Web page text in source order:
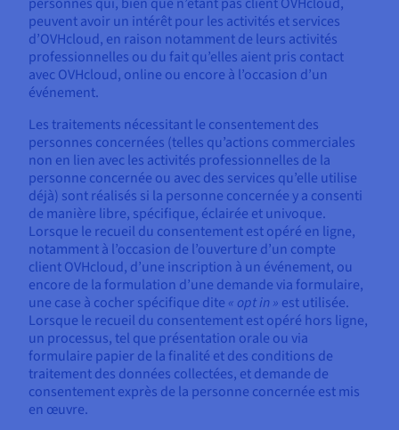
peuvent avoir un intérêt pour les activités et services
d’OVHcloud, en raison notamment de leurs activités
professionnelles ou du fait qu’elles aient pris contact
avec OVHcloud, online ou encore à l’occasion d’un
événement.
Les traitements nécessitant le consentement des
personnes concernées (telles qu’actions commerciales
non en lien avec les activités professionnelles de la
personne concernée ou avec des services qu’elle utilise
déjà) sont réalisés si la personne concernée y a consenti
de manière libre, spécifique, éclairée et univoque.
Lorsque le recueil du consentement est opéré en ligne,
notamment à l’occasion de l’ouverture d’un compte
client OVHcloud, d’une inscription à un événement, ou
encore de la formulation d’une demande via formulaire,
une case à cocher spécifique dite « opt in » est utilisée.
Lorsque le recueil du consentement est opéré hors ligne,
un processus, tel que présentation orale ou via
formulaire papier de la finalité et des conditions de
traitement des données collectées, et demande de
consentement exprès de la personne concernée est mis
en œuvre.